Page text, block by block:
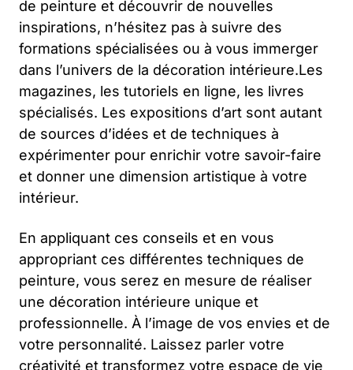
de peinture et découvrir de nouvelles
inspirations, n’hésitez pas à suivre des
formations spécialisées ou à vous immerger
dans l’univers de la décoration intérieure.Les
magazines, les tutoriels en ligne, les livres
spécialisés. Les expositions d’art sont autant
de sources d’idées et de techniques à
expérimenter pour enrichir votre savoir-faire
et donner une dimension artistique à votre
intérieur.
En appliquant ces conseils et en vous
appropriant ces différentes techniques de
peinture, vous serez en mesure de réaliser
une décoration intérieure unique et
professionnelle. À l’image de vos envies et de
votre personnalité. Laissez parler votre
créativité et transformez votre espace de vie